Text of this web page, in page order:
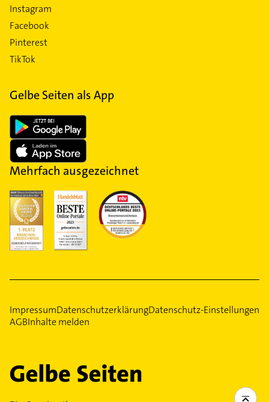
Instagram
Facebook
Pinterest
TikTok
Gelbe Seiten als App
Mehrfach ausgezeichnet
ImpressumDatenschutzerklärungDatenschutz-Einstellungen
AGBInhalte melden